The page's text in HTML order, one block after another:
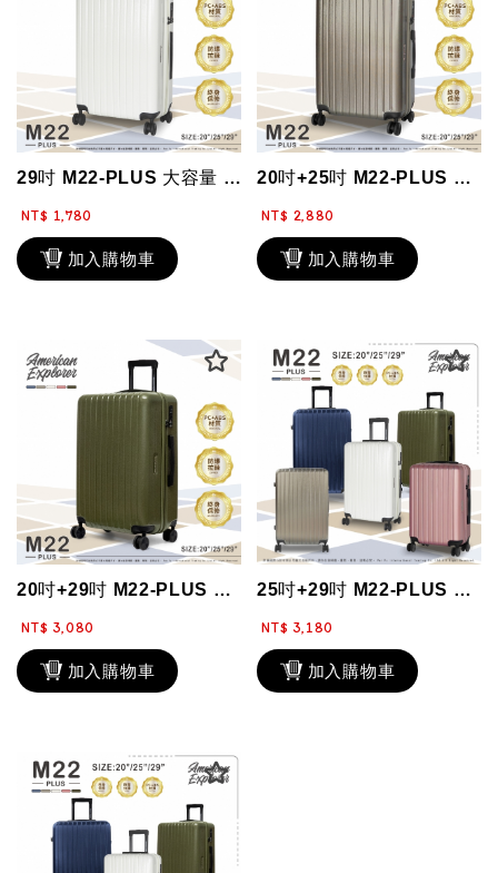
29吋 M22-PLUS 大容量 TSA鎖 雙層防盜拉鏈 雙排飛機靜音輪 霧面行...
NT$ 1,780
加入購物車
20吋+25吋 M22-PLUS 水杯架 霧面防刮 雙層防盜拉鏈 雙排輪 行李箱...
NT$ 2,880
加入購物車
20吋+29吋 M22-PLUS 防盜/防爆拉鏈 雙排靜音大輪 行李箱組合 兩件...
NT$ 3,080
加入購物車
25吋+29吋 M22-PLUS 靜音大輪 雙層防盜拉鏈 PC+ABS 霧面旅行...
NT$ 3,180
加入購物車